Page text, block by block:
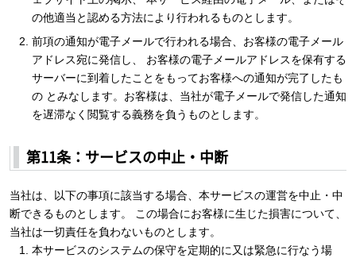
の他適当と認める方法により行われるものとします。
前項の通知が電子メールで行われる場合、お客様の電子メール
アドレス宛に発信し、 お客様の電子メールアドレスを保有する
サーバーに到着したことをもってお客様への通知が完了したも
の とみなします。お客様は、当社が電子メールで発信した通知
を遅滞なく閲覧する義務を負うものとします。
第11条：サービスの中止・中断
当社は、以下の事項に該当する場合、本サービスの運営を中止・中
断できるものとします。 この場合にお客様に生じた損害について、
当社は一切責任を負わないものとします。
本サービスのシステムの保守を定期的に又は緊急に行なう場